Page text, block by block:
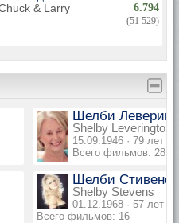
& Larry
6.794
(51 529)
Шелби
Shelby Leverington
15.09.1946 · 79 лет
Всего фильмов: 28
Шелби Стивенс
Shelby Stevens
01.12.1968 · 57 лет
Всего фильмов: 16